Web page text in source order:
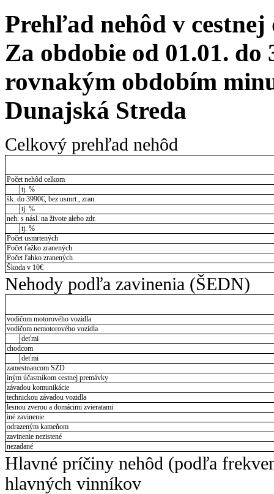
Prehľad nehôd v cestnej
Za obdobie od 01.01. do
rovnakým obdobím
Dunajská Streda
Celkový prehľad nehôd
Počet nehôd celkom
tj. %
šk. do 3990€, bez usmrt., zran.
tj. %
neh. s násl. na živote alebo zdr.
tj. %
Počet usmrtených
Počet ťažko zranených
Počet ľahko zranených
Škoda v 10€
Nehody podľa zavinenia (ŠEDN)
vodičom motorového vozidla
vodičom nemotorového vozidla
deťmi
chodcom
deťmi
zamestnancom SŽD
iným účastníkom cestnej premávky
závadou komunikácie
technickou závadou vozidla
lesnou zverou a domácimi zvieratami
iné zavinenie
odrazeným kameňom
zavinenie nezistené
nezadané
Hlavné príčiny nehôd (podľa
hlavných vinníkov